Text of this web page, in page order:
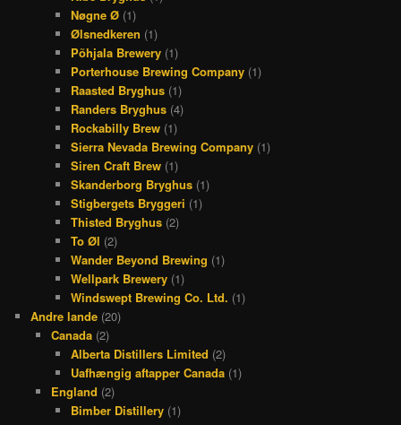
Nøgne Ø (1)
Ølsnedkeren (1)
Põhjala Brewery (1)
Porterhouse Brewing Company (1)
Raasted Bryghus (1)
Randers Bryghus (4)
Rockabilly Brew (1)
Sierra Nevada Brewing Company (1)
Siren Craft Brew (1)
Skanderborg Bryghus (1)
Stigbergets Bryggeri (1)
Thisted Bryghus (2)
To Øl (2)
Wander Beyond Brewing (1)
Wellpark Brewery (1)
Windswept Brewing Co. Ltd. (1)
Andre lande (20)
Canada(2)
Alberta Distillers Limited (2)
Uafhængig aftapper Canada (1)
England (2)
Bimber Distillery (1)